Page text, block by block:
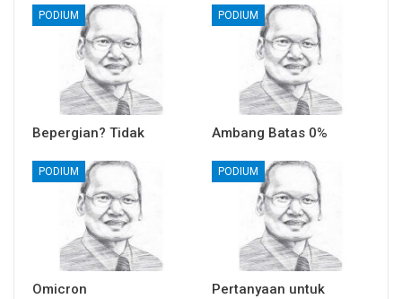
PODIUM
Bepergian? Tidak
PODIUM
Ambang Batas 0%
PODIUM
Omicron
PODIUM
Pertanyaan untuk